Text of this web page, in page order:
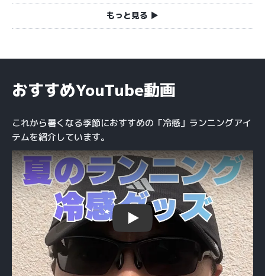
もっと見る ▶︎
おすすめYouTube動画
これから暑くなる季節におすすめの「冷感」ランニングアイ
テムを紹介しています。
Play